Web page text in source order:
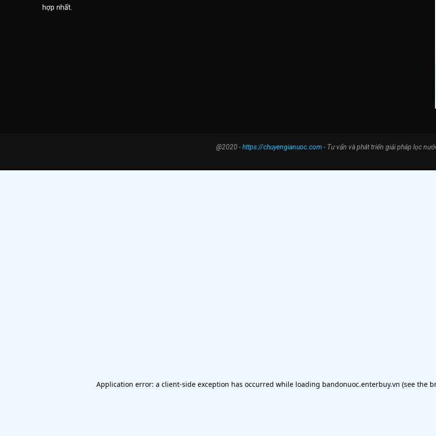
hợp nhất.
@2020 -https://chuyengianuoc.com - Tư vấn và phát triển giải pháp lọc